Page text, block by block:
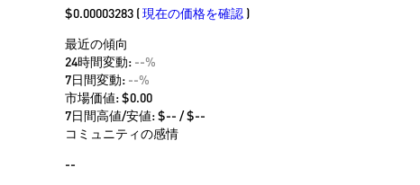
$0.00003283 (現在の価格を確認 )
最近の傾向
24時間変動: --%
7日間変動: --%
市場価値:$0.00
7日間高値/安値: $-- / $--
コミュニティの感情
--